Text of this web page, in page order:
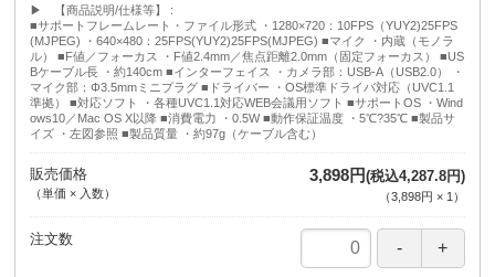
▶ 【商品説明/仕様等】
■サポートフレームレート・ファイル形式 ・1280×720：10FPS（YUY2)25FPS
(MJPEG) ・640×480：25FPS(YUY2)25FPS(MJPEG) ■マイク ・内蔵（モノラ
ル） ■F値／フォーカス ・F値2.4mm／焦点距離2.0mm（固定フォーカス） ■US
Bケーブル長 ・約140cm ■インターフェイス ・カメラ部：USB-A（USB2.0） ・
マイク部：Φ3.5mmミニプラグ ■ドライバー ・OS標準ドライバ対応（UVC1.1
準拠） ■対応ソフト ・各種UVC1.1対応WEB会議用ソフト ■サポートOS ・Wind
ows10／Mac OS X以降 ■消費電力 ・0.5W ■動作保証温度 ・5℃?35℃ ■製品サ
イズ ・左図参照 ■製品質量 ・約97g（ケーブル含む）
販売価格
（単価 × 入数）
3,898円(税込4,287.8円)
（3,898円 × 1 ）
注文数